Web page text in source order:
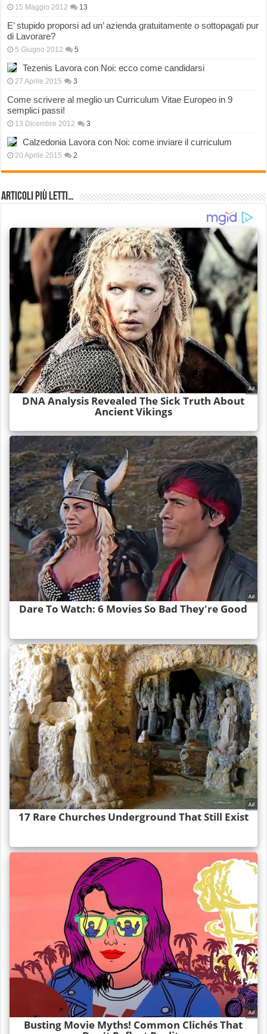
15 Maggio 2012 13
E’ stupido proporsi ad un’ azienda gratuitamente o sottopagati pur
di Lavorare?
5 Giugno 2012 5
Tezenis Lavora con Noi: ecco come candidarsi
27 Aprile 2015 3
Come scrivere al meglio un Curriculum Vitae Europeo in 9
semplici passi!
13 Dicembre 2012 3
Calzedonia Lavora con Noi: come inviare il curriculum
20 Aprile 2015 2
Articoli più Letti…